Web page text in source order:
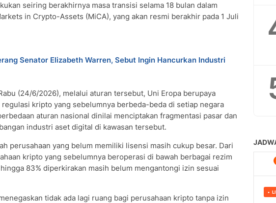
seiring berakhirnya masa transisi selama 18 bulan dalam
in Crypto-Assets (MiCA), yang akan resmi berakhir pada 1 Juli
Senator Elizabeth Warren, Sebut Ingin Hancurkan Industri
(24/6/2026), melalui aturan tersebut, Uni Eropa berupaya
kripto yang sebelumnya berbeda-beda di setiap negara
aturan nasional dinilai menciptakan fragmentasi pasar dan
industri aset digital di kawasan tersebut.
perusahaan yang belum memiliki lisensi masih cukup besar. Dari
kripto yang sebelumnya beroperasi di bawah berbagai rezim
83% diperkirakan masih belum mengantongi izin sesuai
tidak ada lagi ruang bagi perusahaan kripto tanpa izin